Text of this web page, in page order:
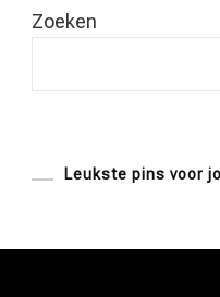
Zoeken
Leukste pins voor